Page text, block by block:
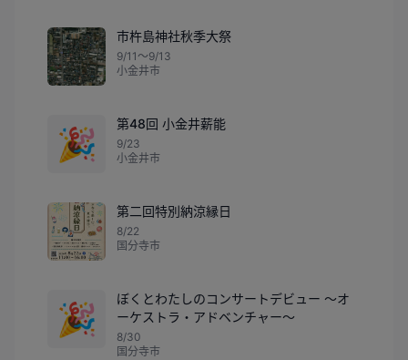
市杵島神社秋季大祭
9/11〜9/13
小金井市
🎉
第48回 小金井薪能
9/23
小金井市
第二回特別納涼縁日
8/22
国分寺市
🎉
ぼくとわたしのコンサートデビュー ～オ
ーケストラ・アドベンチャー～
8/30
国分寺市